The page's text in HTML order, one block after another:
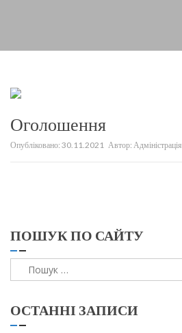
Оголошення
Опубліковано: 30.11.2021 Автор: Адміністрація
ПОШУК ПО САЙТУ
Пошук:
ОСТАННІ ЗАПИСИ